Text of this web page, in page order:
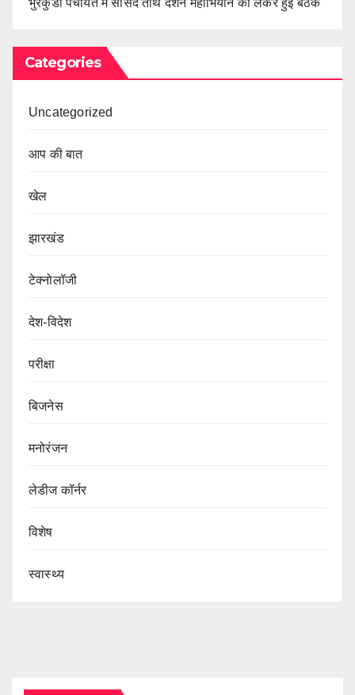
Categories
Uncategorized
आप की बात
खेल
झारखंड
टेक्नोलॉजी
देश-विदेश
परीक्षा
बिजनेस
मनोरंजन
लेडीज कॉर्नर
विशेष
स्वास्थ्य